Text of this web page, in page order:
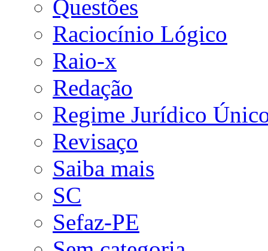
Questões
Raciocínio Lógico
Raio-x
Redação
Regime Jurídico
Revisaço
Saiba mais
SC
Sefaz-PE